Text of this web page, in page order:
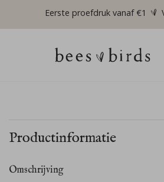
Eerste proefdruk vanaf €1
Productinformatie
Omschrijving